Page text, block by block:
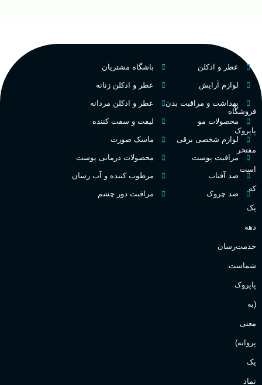
کشور مبدا برند
طبع تلخ
غلظت
اکسترکت دو پرفیوم
گروه بویایی میوه ای
مناسب برای
آقایان
میوه‌ها و مرکبات، وانیل،
فروشگاه
پاپروک
مفتخر
است
که
یک
دهه
خدمت‌رسان
شماست.
پاپروک
(به
معنی
پروانه)
یک
نماد
عطر و ادکلن
لوازم آرایش
بهداشت و مراقبت بدن
محصولات مو
لوازم شخصی برقی
مراقبت پوست
ضد آفتاب
ضد چروک
باشگاه مشتریان
عطر و ادکلن زنانه
عطر و ادکلن مردانه
لیفت و سفت کننده
ماسک صورت
محصولات درمانی پوست
مرطوب کننده و آب رسان
مراقبت دور چشم